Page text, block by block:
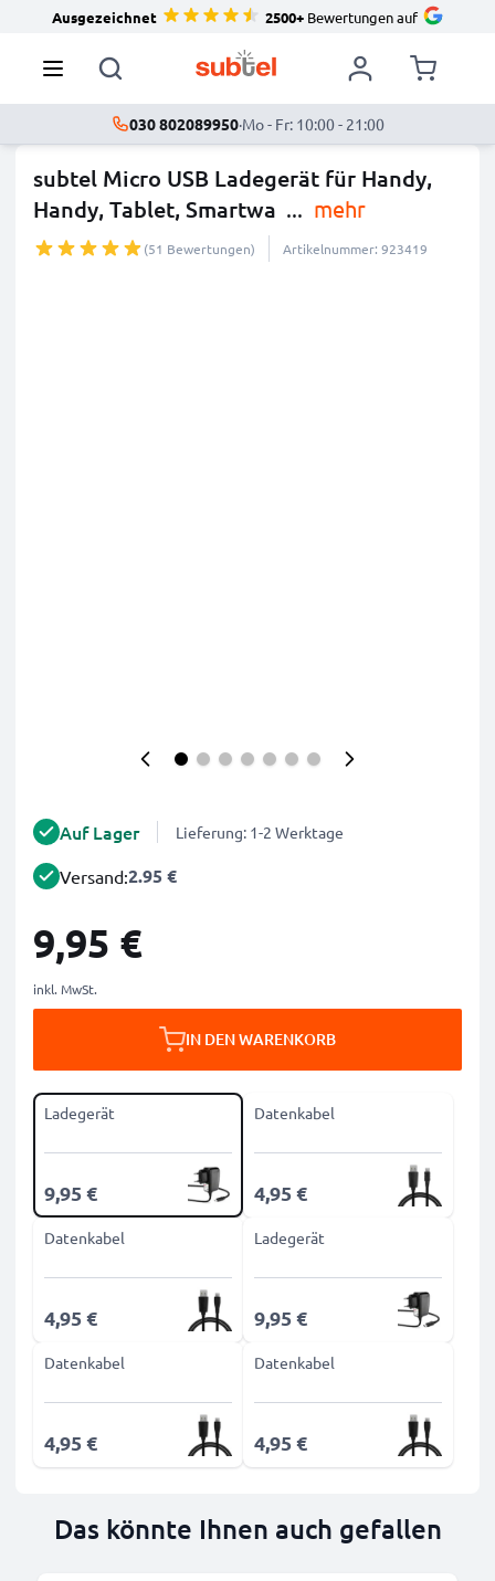
Ausgezeichnet 2500+Bewertungen auf
030 802089950·Mo - Fr: 10:00 - 21:00
subtel Micro USB Ladegerät für Handy,
Handy, Tablet, Smartwa ... mehr
(51 Bewertungen) Artikelnummer: 923419
Auf Lager Lieferung: 1-2 Werktage
Versand:2.95 €
9,95 €
inkl. MwSt.
IN DEN WARENKORB
Ladegerät
9,95 €
Datenkabel
4,95 €
Datenkabel
4,95 €
Ladegerät
9,95 €
Datenkabel
4,95 €
Datenkabel
4,95 €
Das könnte Ihnen auch gefallen